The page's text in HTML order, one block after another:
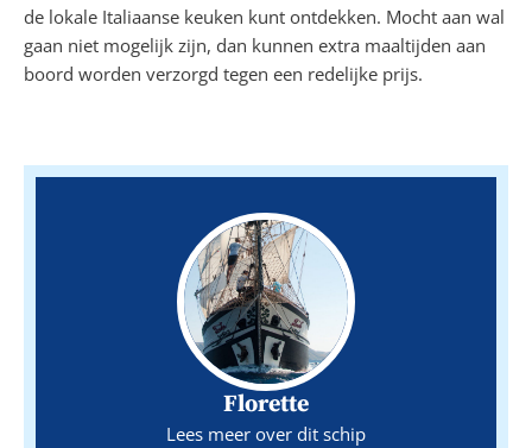
de lokale Italiaanse keuken kunt ontdekken. Mocht aan wal
gaan niet mogelijk zijn, dan kunnen extra maaltijden aan
boord worden verzorgd tegen een redelijke prijs.
Florette
Lees meer over dit schip